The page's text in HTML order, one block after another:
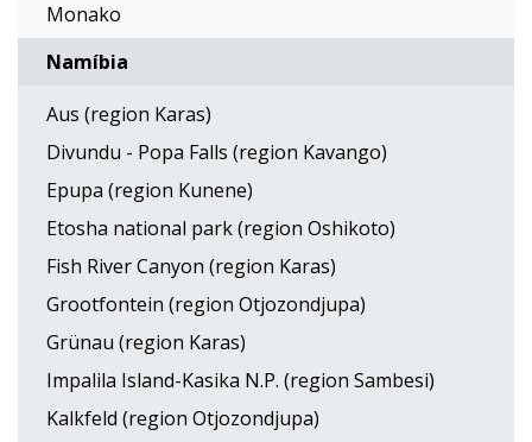
Monako
Namíbia
Aus (region Karas)
Divundu - Popa Falls (region Kavango)
Epupa (region Kunene)
Etosha national park (region Oshikoto)
Fish River Canyon (region Karas)
Grootfontein (region Otjozondjupa)
Grünau (region Karas)
Impalila Island-Kasika N.P. (region Sambesi)
Kalkfeld (region Otjozondjupa)